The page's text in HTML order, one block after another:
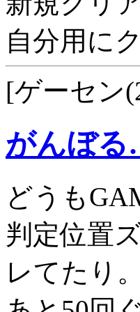
自分用に
[ゲーセン
がんぼ
どうも
判定位置
レてたり。